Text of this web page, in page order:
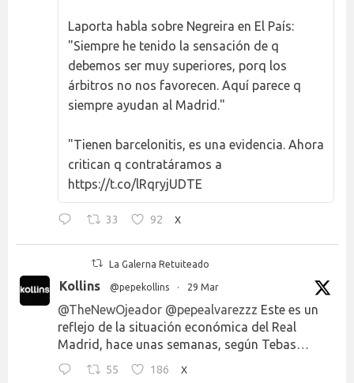
Laporta habla sobre Negreira en El País:
"Siempre he tenido la sensación de q
debemos ser muy superiores, porq los
árbitros no nos favorecen. Aquí parece q
siempre ayudan al Madrid."
"Tienen barcelonitis, es una evidencia. Ahora
critican q contratáramos a
https://t.co/lRqryjUDTE
33 92 X
La Galerna Retuiteado
Kollins @pepekollins · 29 Mar
@TheNewOjeador @pepealvarezzz Este es un
reflejo de la situación económica del Real
Madrid, hace unas semanas, según Tebas…
55 186 X